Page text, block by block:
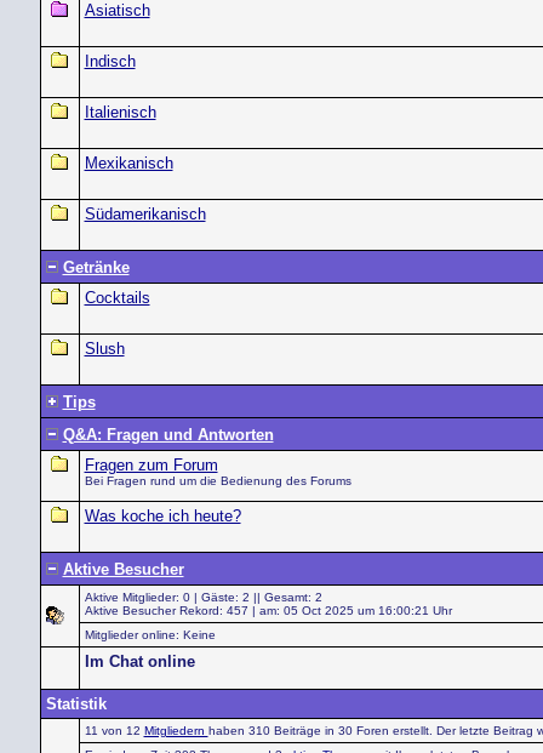
Asiatisch
Indisch
Italienisch
Mexikanisch
Südamerikanisch
Getränke
Cocktails
Slush
Tips
Q&A: Fragen und Antworten
Fragen zum Forum
Bei Fragen rund um die Bedienung des Forums
Was koche ich heute?
Aktive Besucher
Aktive Mitglieder: 0 | Gäste: 2 || Gesamt: 2
Aktive Besucher Rekord: 457 | am: 05 Oct 2025 um 16:00:21 Uhr
Mitglieder online: Keine
Im Chat online
Statistik
11 von 12 Mitgliedern haben 310 Beiträge in 30 Foren erstellt. Der letzte Beitrag